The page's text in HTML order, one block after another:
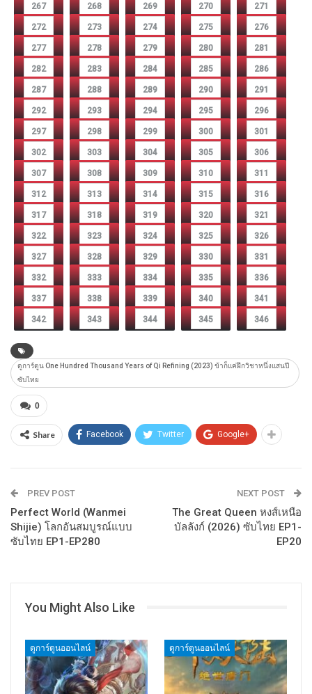
267 268 269 270 271
272 273 274 275 276
277 278 279 280 281
282 283 284 285 286
287 288 289 290 291
292 293 294 295 296
297 298 299 300 301
302 303 304 305 306
307 308 309 310 311
312 313 314 315 316
317 318 319 320 321
322 323 324 325 326
327 328 329 330 331
332 333 334 335 336
337 338 339 340 341
342 343 344 345 346
ดูการ์ตูน One Hundred Thousand Years of Qi Refining (2023) ข้าก็แค่ฝึกวิชาหนึ่งแสนปี
ซับไทย
0
Share Facebook Twitter Google+
PREV POST
Perfect World (Wanmei
Shijie) โลกอันสมบูรณ์แบบ
ซับไทย EP1-EP280
NEXT POST
The Great Queen หงส์เหนือ
บัลลังก์ (2026) ซับไทย EP1-
EP20
You Might Also Like
ดูการ์ตูนออนไลน์ ดูการ์ตูนออนไลน์